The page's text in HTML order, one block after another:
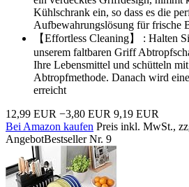
Kühlschrank ein, so dass es die
Aufbewahrungslösung für frische
【Effortless Cleaning】 : Halten
unserem faltbaren Griff
Ihre Lebensmittel und schütteln
Abtropfmethode. Danach wird
erreicht
12,99 EUR −3,80 EUR 9,19 EUR
Bei Amazon kaufen Preis inkl. MwSt.,
AngebotBestseller Nr. 9